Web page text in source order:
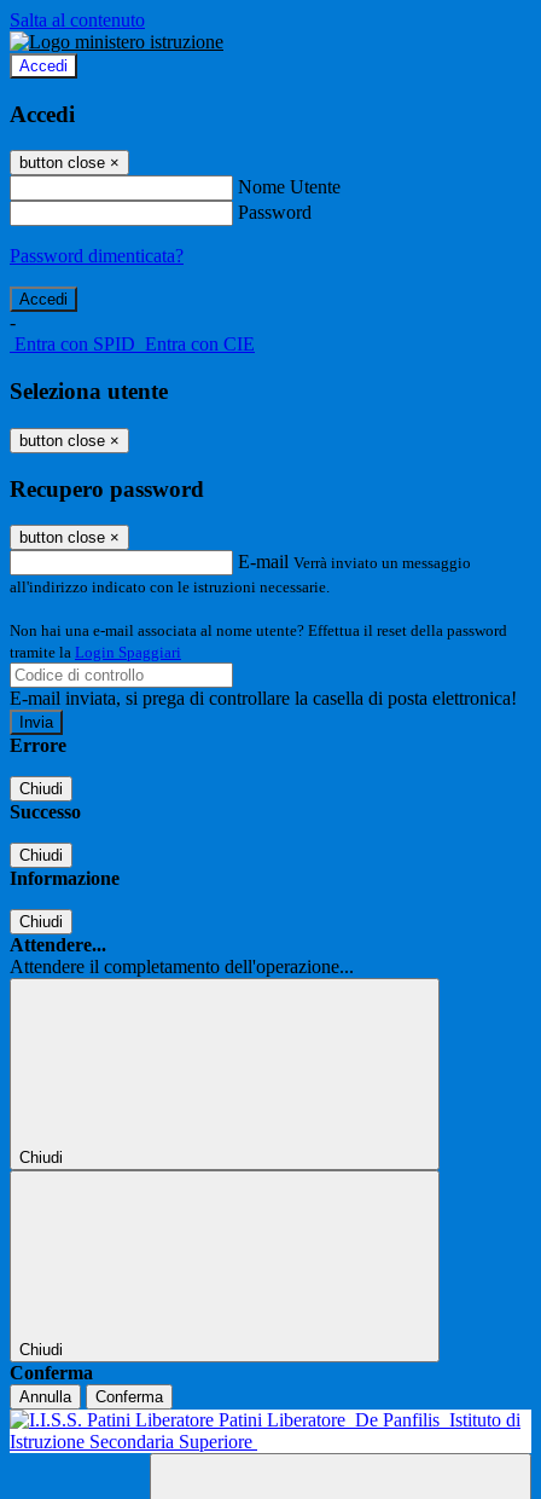
Salta al contenuto
Accedi
Accedi
button close ×
Nome Utente
Password
Password dimenticata?
-
Entra con SPID Entra con CIE
Seleziona utente
button close ×
Recupero password
button close ×
E-mail Verrà inviato un messaggio
all'indirizzo indicato con le istruzioni necessarie.
Non hai una e-mail associata al nome utente? Effettua il reset della password
tramite la Login Spaggiari
E-mail inviata, si prega di controllare la casella di posta elettronica!
Errore
Chiudi
Successo
Chiudi
Informazione
Chiudi
Attendere...
Attendere il completamento dell'operazione...
Chiudi
Chiudi
Conferma
Annulla Conferma
Patini Liberatore De Panfilis Istituto di
Istruzione Secondaria Superiore